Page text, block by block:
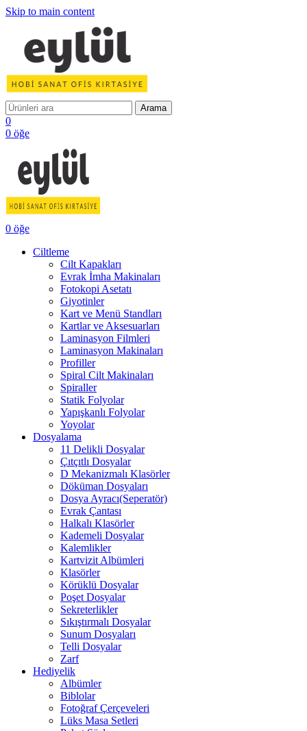
Skip to main content
Arama
0
0 öğe
0 öğe
Ciltleme
Cilt Kapakları
Evrak İmha Makinaları
Fotokopi Asetatı
Giyotinler
Kart ve Menü Standları
Kartlar ve Aksesuarları
Laminasyon Filmleri
Laminasyon Makinaları
Profiller
Spiral Cilt Makinaları
Spiraller
Statik Folyolar
Yapışkanlı Folyolar
Yoyolar
Dosyalama
11 Delikli Dosyalar
Çıtçıtlı Dosyalar
D Mekanizmalı Klasörler
Döküman Dosyaları
Dosya Ayracı(Seperatör)
Evrak Çantası
Halkalı Klasörler
Kademeli Dosyalar
Kalemlikler
Kartvizit Albümleri
Klasörler
Körüklü Dosyalar
Poşet Dosyalar
Sekreterlikler
Sıkıştırmalı Dosyalar
Sunum Dosyaları
Telli Dosyalar
Zarf
Hediyelik
Albümler
Biblolar
Fotoğraf Çerçeveleri
Lüks Masa Setleri